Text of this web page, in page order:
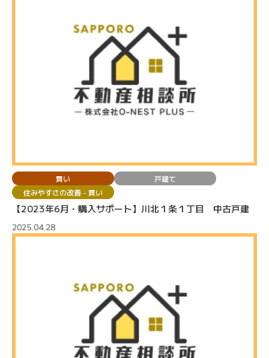
買い
戸建て
住みやすさの改善 - 買い
【2023年6月・購入サポート】川北１条１丁目 中古戸建
2025.04.28